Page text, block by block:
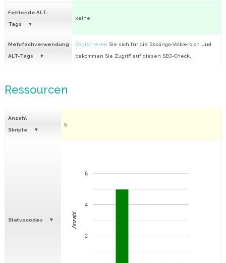
Fehlende ALT-
Tags
keine
Mehrfachverwendung
ALT-Tags
Registrieren Sie sich für die Seolingo-Vollversion und
bekommen Sie Zugriff auf diesen SEO-Check.
Ressourcen
Anzahl
Skripte
5
Statuscodes
2
4
6
Anzahl